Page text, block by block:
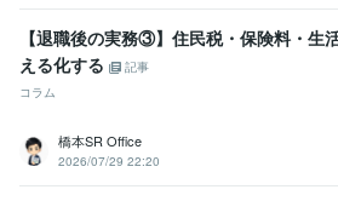
【退職後の実務③】住民税・保険料・生
える化する
記事
コラム
橋本SR Office
2026/07/29 22:20